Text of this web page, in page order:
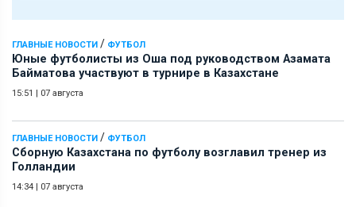
ГЛАВНЫЕ НОВОСТИ / ФУТБОЛ
Юные футболисты из Оша под руководством Азамата
Байматова участвуют в турнире в Казахстане
15:51 07 августа
ГЛАВНЫЕ НОВОСТИ / ФУТБОЛ
Сборную Казахстана по футболу возглавил тренер из
Голландии
14:34 07 августа